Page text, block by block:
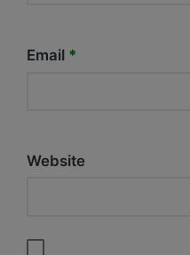
Email *
Website